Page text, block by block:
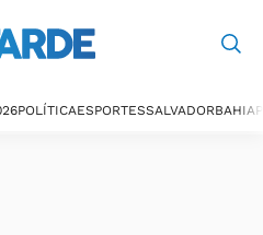
POLÍTICAESPORTESSALVADORBAHIA